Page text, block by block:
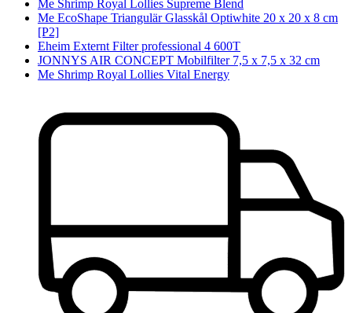
Me Shrimp Royal Lollies Supreme Blend
Me EcoShape Triangulär Glasskål Optiwhite 20 x 20 x 8 cm
[P2]
Eheim Externt Filter professional 4 600T
JONNYS AIR CONCEPT Mobilfilter 7,5 x 7,5 x 32 cm
Me Shrimp Royal Lollies Vital Energy